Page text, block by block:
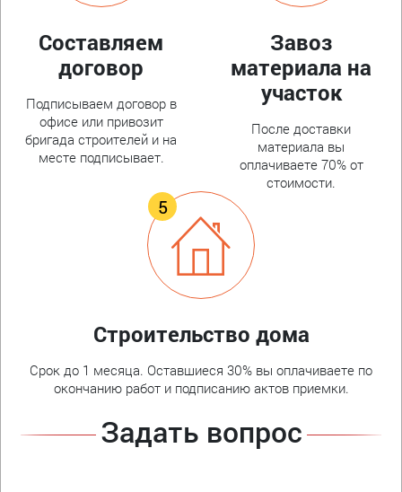
Составляем
договор
Подписываем договор в
офисе или привозит
бригада строителей и на
месте подписывает.
Завоз
материала на
участок
После доставки
материала вы
оплачиваете 70% от
стоимости.
Строительство дома
Срок до 1 месяца. Оставшиеся 30% вы оплачиваете по
окончанию работ и подписанию актов приемки.
Задать вопрос